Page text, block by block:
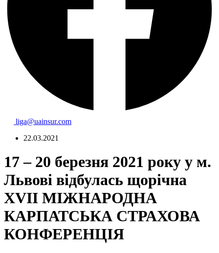
liga@uainsur.com
22.03.2021
17 – 20 березня 2021 року у м.
Львові відбулась щорічна
XVII МІЖНАРОДНА
КАРПАТСЬКА СТРАХОВА
КОНФЕРЕНЦІЯ